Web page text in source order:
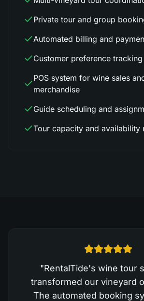
Private tour and group
Automated billing and
Customer preference tracking
POS system for wine sales
merchandise
Guide scheduling and
Tour capacity and availability
"RentalTide's wine tour
transformed our vineyard
The automated booking